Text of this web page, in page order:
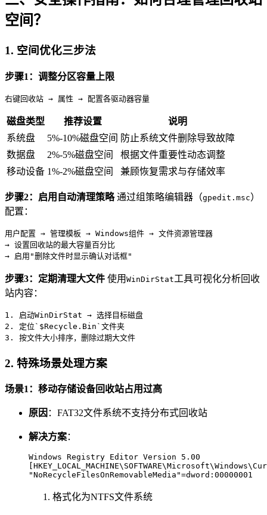
空间？
1. 空间优化三步法
步骤1：调整分区容量上限
右键回收站 → 属性 → 配置各驱动器容量
磁盘类型 推荐设置
说明
系统盘
5%-10%磁盘空间 防止系统文件删除导致故障
数据盘
2%-5%磁盘空间
根据文件重要性动态调整
移动设备 1%-2%磁盘空间 兼顾恢复需求与存储效率
步骤2：启用自动清理策略通过组策略编辑器（gpedit.msc）
配置：
用户配置 → 管理模板 → Windows组件 → 文件资源管理器
→ 设置回收站的最大容量百分比
→ 启用"删除文件时显示确认对话框"
步骤3：定期清理大文件 使用 WinDirStat工具可视化分析回收
站内容：
1. 启动WinDirStat → 选择目标磁盘
2. 定位`$Recycle.Bin`文件夹
3. 按文件大小排序，删除过期大文件
2. 特殊场景处理方案
场景1：移动存储设备回收站占用过高
原因 ：FAT32文件系统不支持分布式回收站
解决方案：
Windows Registry Editor Version 5.00
"NoRecycleFilesOnRemovableMedia"=dword:00000001
格式化为NTFS文件系统